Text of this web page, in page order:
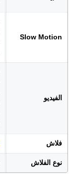
Slow Motion
الفيديو
فلاش
نوع الفلاش